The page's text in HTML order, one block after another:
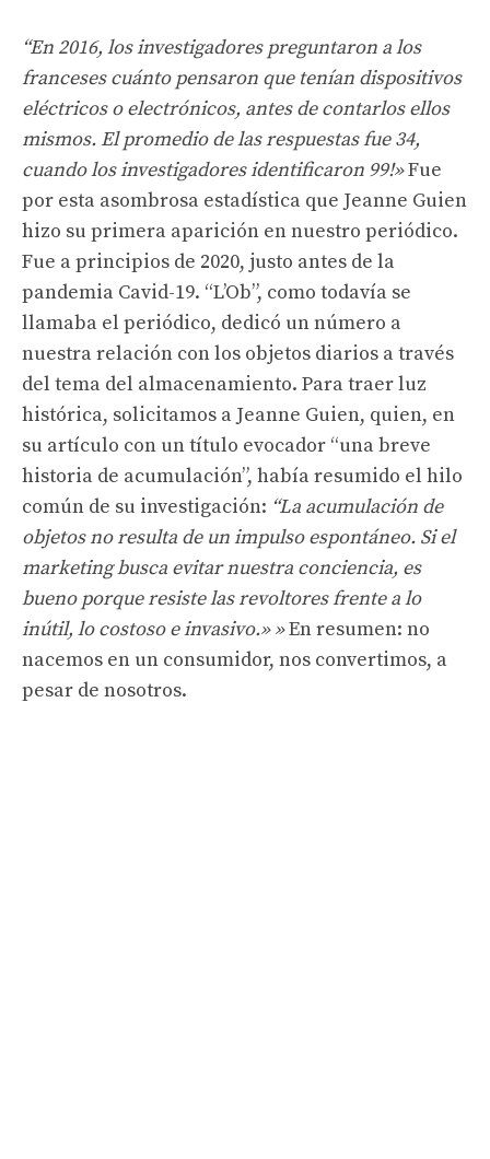
“En 2016, los investigadores preguntaron a los
franceses cuánto pensaron que tenían dispositivos
eléctricos o electrónicos, antes de contarlos ellos
mismos. El promedio de las respuestas fue 34,
cuando los investigadores identificaron 99!»Fue
por esta asombrosa estadística que Jeanne Guien
hizo su primera aparición en nuestro periódico.
Fue a principios de 2020, justo antes de la
pandemia Cavid-19. “L’Ob”, como todavía se
llamaba el periódico, dedicó un número a
nuestra relación con los objetos diarios a través
del tema del almacenamiento. Para traer luz
histórica, solicitamos a Jeanne Guien, quien, en
su artículo con un título evocador “una breve
historia de acumulación”, había resumido el hilo
común de su investigación: “La acumulación de
objetos no resulta de un impulso espontáneo. Si el
marketing busca evitar nuestra conciencia, es
bueno porque resiste las revoltores frente a lo
inútil, lo costoso e invasivo.» »En resumen: no
nacemos en un consumidor, nos convertimos, a
pesar de nosotros.